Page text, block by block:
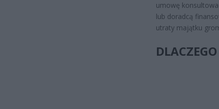
umowę
lub doradcą
utraty majątku